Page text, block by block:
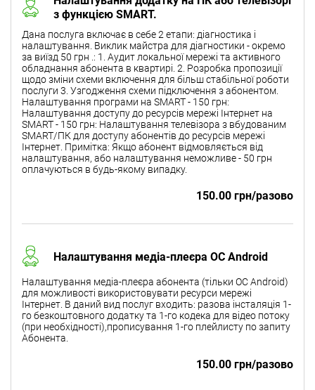
з функцією SMART.
Дана послуга включає в себе 2 етапи: діагностика і
налаштування. Виклик майстра для діагностики - окремо
за виїзд 50 грн .: 1. Аудит локальної мережі та активного
обладнання абонента в квартирі. 2. Розробка пропозиції
щодо зміни схеми включення для більш стабільної роботи
послуги 3. Узгодження схеми підключення з абонентом.
Налаштування програми на SMART - 150 грн:
Налаштування доступу до ресурсів мережі Інтернет на
SMART - 150 грн: Налаштування телевізора з вбудованим
SMART/ПК для доступу абонентів до ресурсів мережі
Інтернет. Примітка: Якщо абонент відмовляється від
налаштування, або налаштування неможливе - 50 грн
оплачуються в будь-якому випадку.
150.00 грн/разово
Налаштування медіа-плеєра ОС Android
Налаштування медіа-плеєра абонента (тільки ОС Android)
для можливості використовувати ресурси мережі
Інтернет. В даний вид послуг входить: разова інсталяція 1-
го безкоштовного додатку та 1-го кодека для відео потоку
(при необхідності),прописування 1-го плейлисту по запиту
Абонента.
150.00 грн/разово